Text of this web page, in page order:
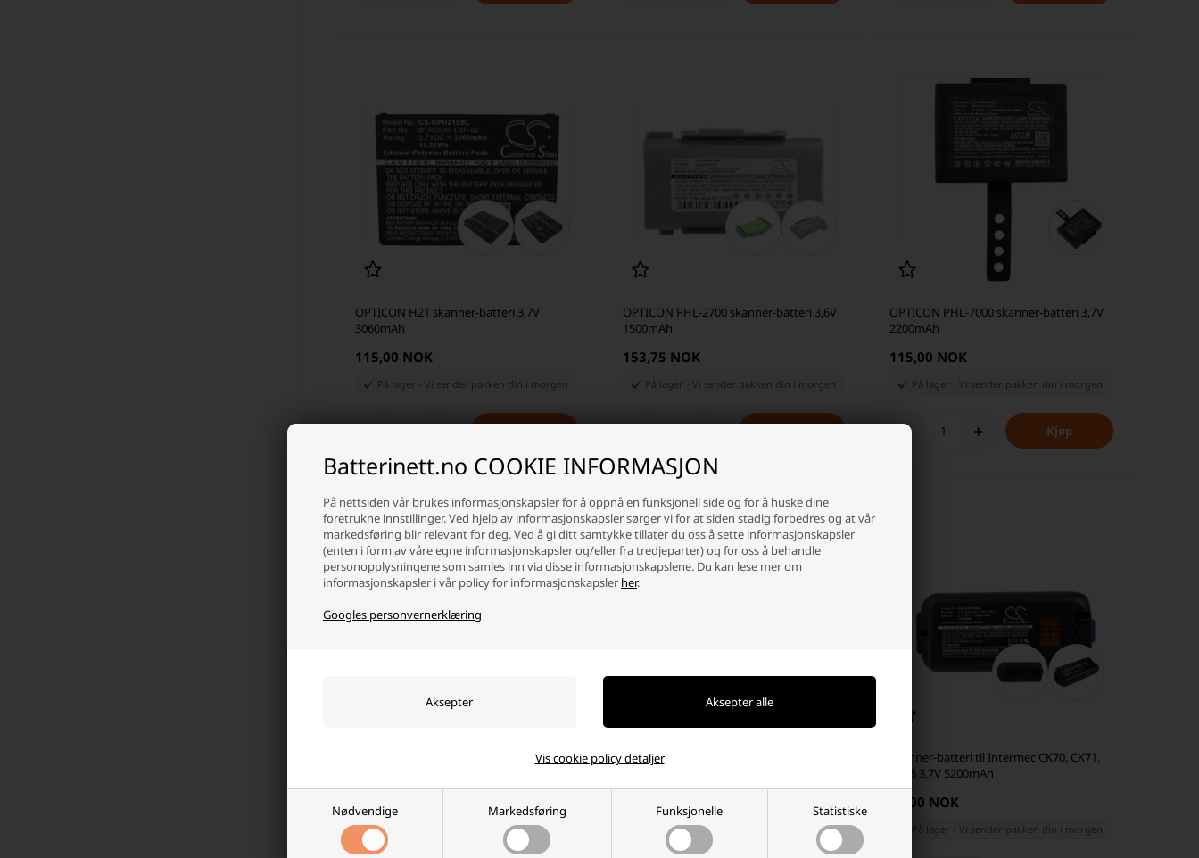
Batterinett.no COOKIE INFORMASJON
På nettsiden vår brukes informasjonskapsler for å oppnå en funksjonell side og for å huske dine
foretrukne innstillinger. Ved hjelp av informasjonskapsler sørger vi for at siden stadig forbedres og at vår
markedsføring blir relevant for deg. Ved å gi ditt samtykke tillater du oss å sette informasjonskapsler
(enten i form av våre egne informasjonskapsler og/eller fra tredjeparter) og for oss å behandle
personopplysningene som samles inn via disse informasjonskapslene. Du kan lese mer om
informasjonskapsler i vår policy for informasjonskapsler her.
Googles personvernerklæring
Nødvendige Markedsføring Funksjonelle Statistiske
Vis cookie policy detaljer
OPTICON H21 skanner-batteri 3,7V
3060mAh
115,00 NOK
På lager -Vi sender pakken din i morgen
- +
OPTICON PHL-2700 skanner-batteri 3,6V
1500mAh
153,75 NOK
På lager Vi sender pakken din i morgen
- +
OPTICON PHL-7000 skanner-batteri 3,7V
2200mAh
115,00 NOK
På lager -Vi sender pakken din i morgen
- +
Skannerbatteri for M3 Mobile eTicket,
På lager Vi sender pakken dini morgen
Skanner-batteri til Datalogic Falcon PT40
På lager-Vi sender pakken din i morgen
Skanner-batteri til Intermec CK70, CK71,
AB18 3,7V 5200mAh
45,00 NOK
På lager -Vi sender pakken din i morgen